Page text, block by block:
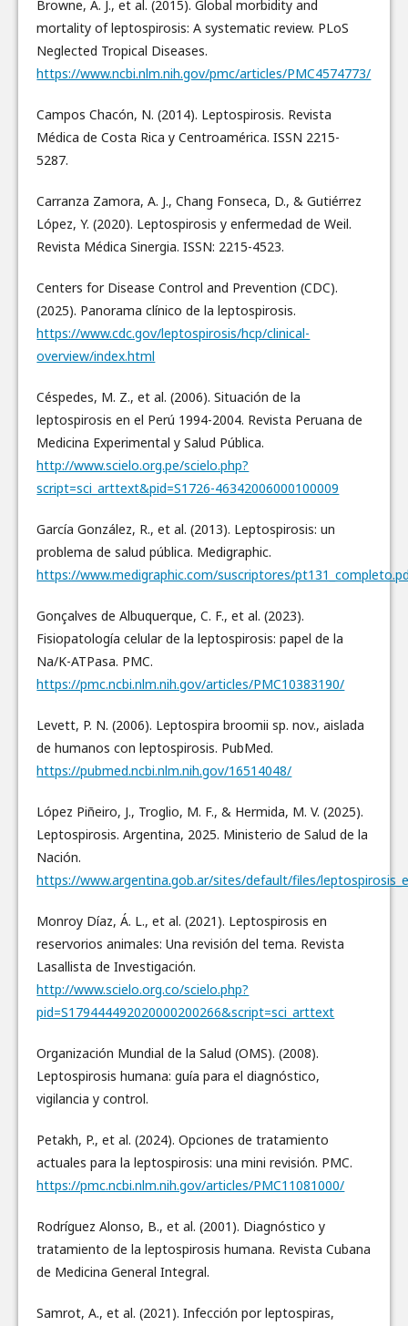
Browne, A. J., et al. (2015). Global morbidity and
mortality of leptospirosis: A systematic review. PLoS
Neglected Tropical Diseases.
https://www.ncbi.nlm.nih.gov/pmc/articles/PMC4574773/
Campos Chacón, N. (2014). Leptospirosis. Revista
Médica de Costa Rica y Centroamérica. ISSN 2215-
5287.
Carranza Zamora, A. J., Chang Fonseca, D., & Gutiérrez
López, Y. (2020). Leptospirosis y enfermedad de Weil.
Revista Médica Sinergia. ISSN: 2215-4523.
Centers for Disease Control and Prevention (CDC).
(2025). Panorama clínico de la leptospirosis.
https://www.cdc.gov/leptospirosis/hcp/clinical-
overview/index.html
Céspedes, M. Z., et al. (2006). Situación de la
leptospirosis en el Perú 1994-2004. Revista Peruana de
Medicina Experimental y Salud Pública.
http://www.scielo.org.pe/scielo.php?
script=sci_arttext&pid=S1726-46342006000100009
García González, R., et al. (2013). Leptospirosis: un
problema de salud pública. Medigraphic.
https://www.medigraphic.com/suscriptores/
Gonçalves de Albuquerque, C. F., et al. (2023).
Fisiopatología celular de la leptospirosis: papel de la
Na/K-ATPasa. PMC.
https://pmc.ncbi.nlm.nih.gov/articles/PMC10383190/
Levett, P. N. (2006). Leptospira broomii sp. nov., aislada
de humanos con leptospirosis. PubMed.
https://pubmed.ncbi.nlm.nih.gov/16514048/
López Piñeiro, J., Troglio, M. F., & Hermida, M. V. (2025).
Leptospirosis. Argentina, 2025. Ministerio de Salud de la
Nación.
https://www.argentina.gob.ar/sites/default/files/
Monroy Díaz, Á. L., et al. (2021). Leptospirosis en
reservorios animales: Una revisión del tema. Revista
Lasallista de Investigación.
http://www.scielo.org.co/scielo.php?
pid=S179444492020000200266&script=sci_arttext
Organización Mundial de la Salud (OMS). (2008).
Leptospirosis humana: guía para el diagnóstico,
vigilancia y control.
Petakh, P., et al. (2024). Opciones de tratamiento
actuales para la leptospirosis: una mini revisión. PMC.
https://pmc.ncbi.nlm.nih.gov/articles/PMC11081000/
Rodríguez Alonso, B., et al. (2001). Diagnóstico y
tratamiento de la leptospirosis humana. Revista Cubana
de Medicina General Integral.
Samrot, A., et al. (2021). Infección por leptospiras,